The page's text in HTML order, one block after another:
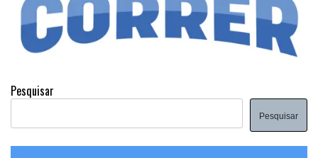
Pesquisar
Pesquisar